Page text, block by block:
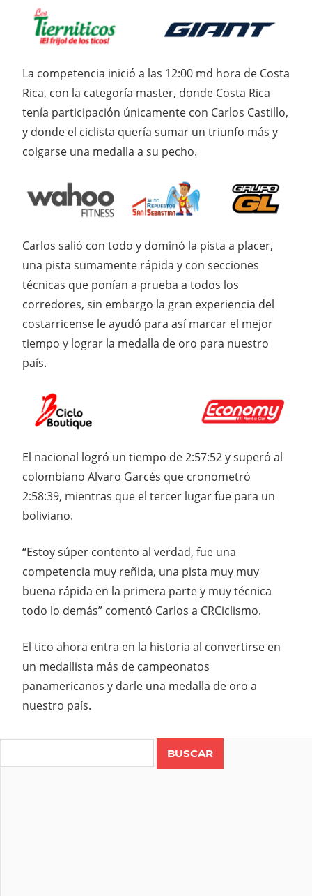
La competencia inició a las 12:00 md hora de Costa
Rica, con la categoría master, donde Costa Rica
tenía participación únicamente con Carlos Castillo,
y donde el ciclista quería sumar un triunfo más y
colgarse una medalla a su pecho.
Carlos salió con todo y dominó la pista a placer,
una pista sumamente rápida y con secciones
técnicas que ponían a prueba a todos los
corredores, sin embargo la gran experiencia del
costarricense le ayudó para así marcar el mejor
tiempo y lograr la medalla de oro para nuestro
país.
El nacional logró un tiempo de 2:57:52 y superó al
colombiano Alvaro Garcés que cronometró
2:58:39, mientras que el tercer lugar fue para un
boliviano.
“Estoy súper contento al verdad, fue una
competencia muy reñida, una pista muy muy
buena rápida en la primera parte y muy técnica
todo lo demás” comentó Carlos a CRCiclismo.
El tico ahora entra en la historia al convertirse en
un medallista más de campeonatos
panamericanos y darle una medalla de oro a
nuestro país.